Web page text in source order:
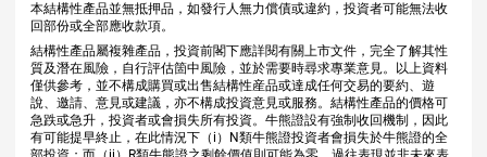
本結構性產品並無抵押品，如發行人無力償債或違約，投資者可能無法收
回部份或全部應收款項。
結構性產品屬複雜產品，投資前閣下應詳閱有關上市文件，完全了解其性
質及潛在風險，自行評估箇中風險，並於需要時尋求專業意見。以上資料
僅供參考，並不構成購買或出售結構性産品或達成任何交易的要約、遊
說、邀請、意見或建議，亦不構成投資意見或服務。結構性產品的價格可
急跌或急升，投資者或會損失所有投資。牛熊證設有強制收回機制，因此
有可能提早終止，在此情況下（i）N類牛熊證投資者會損失於牛熊證的全